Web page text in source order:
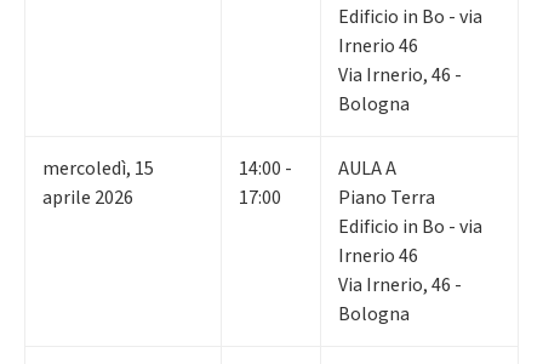
Edificio in Bo - via
Irnerio 46
Via Irnerio, 46 -
Bologna
mercoledì, 15
aprile 2026
14:00 -
17:00
AULA A
Piano Terra
Edificio in Bo - via
Irnerio 46
Via Irnerio, 46 -
Bologna